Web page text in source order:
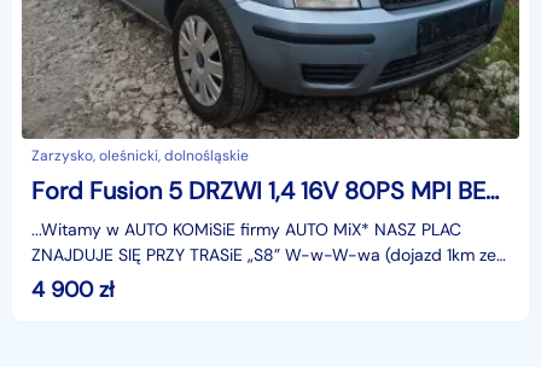
Zarzysko, oleśnicki, dolnośląskie
Ford Fusion 5 DRZWI 1,4 16V 80PS MPI BENZYNA KLIMA SERW MALE KM I WLAS PL
...Witamy w AUTO KOMiSiE firmy AUTO MiX* NASZ PLAC
ZNAJDUJE SIĘ PRZY TRASiE „S8” W-w-W-wa (dojazd 1km ze
zjazdu z S-8 Ostrów Wlkp-kierunek KAUFLAND)w miejscowoś
4 900zł